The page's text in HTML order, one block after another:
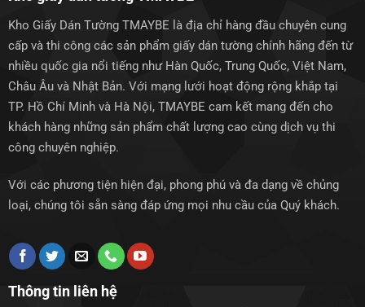
Kho Giấy Dán Tường TMAYBE là địa chỉ hàng đầu chuyên cung
cấp và thi công các sản phẩm giấy dán tường chính hãng đến từ
nhiều quốc gia nổi tiếng như Hàn Quốc, Trung Quốc, Việt Nam,
Châu Âu và Nhật Bản. Với mạng lưới hoạt động rộng khắp tại
TP. Hồ Chí Minh và Hà Nội, TMAYBE cam kết mang đến cho
khách hàng những sản phẩm chất lượng cao cùng dịch vụ thi
công chuyên nghiệp.
Với các phương tiện hiện đại, phong phú và đa dạng về chủng
loại, chúng tôi sẵn sàng đáp ứng mọi nhu cầu của Quý khách.
Thông tin liên hệ